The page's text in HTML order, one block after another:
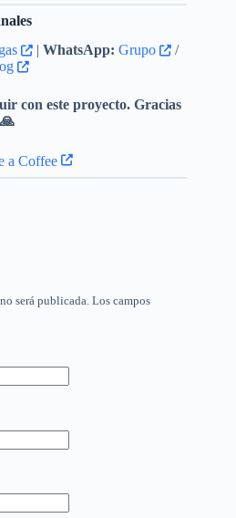
| WhatsApp: Grupo
/
con este proyecto. Gracias
🙏
será publicada. Los campos